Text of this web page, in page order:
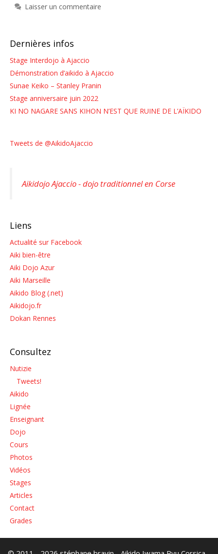
Laisser un commentaire
Dernières infos
Stage Interdojo à Ajaccio
Démonstration d’aikido à Ajaccio
Sunae Keiko – Stanley Pranin
Stage anniversaire juin 2022
KI NO NAGARE SANS KIHON N’EST QUE RUINE DE L’AÏKIDO
Tweets de @AikidoAjaccio
Aikidojo Ajaccio - dojo traditionnel en Corse
Liens
Actualité sur Facebook
Aiki bien-être
Aiki Dojo Azur
Aiki Marseille
Aikido Blog (.net)
Aikidojo.fr
Dokan Rennes
Consultez
Nutizie
Tweets!
Aikido
Lignée
Enseignant
Dojo
Cours
Photos
Vidéos
Stages
Articles
Contact
Grades